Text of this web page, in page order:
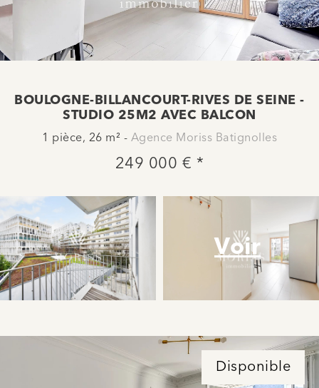
BOULOGNE-BILLANCOURT-RIVES DE SEINE -
STUDIO 25M2 AVEC BALCON
1 pièce, 26 m² - Agence Moriss Batignolles
249 000 € *
Voir
Disponible